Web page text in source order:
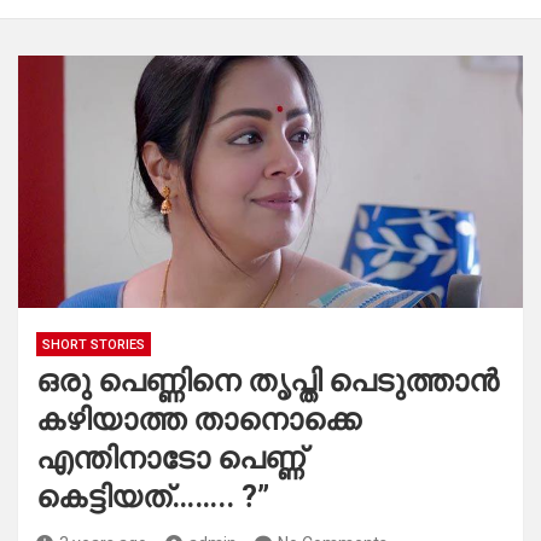
SHORT STORIES
ഒരു പെണ്ണിനെ തൃപ്തി പെടുത്താൻ
കഴിയാത്ത താനൊക്കെ
എന്തിനാടോ പെണ്ണ്
കെട്ടിയത്…….. ?”